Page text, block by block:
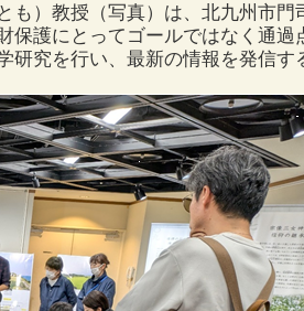
）教授（写真）は、北九州市門
護にとってゴールではなく通
究を行い、最新の情報を発信す